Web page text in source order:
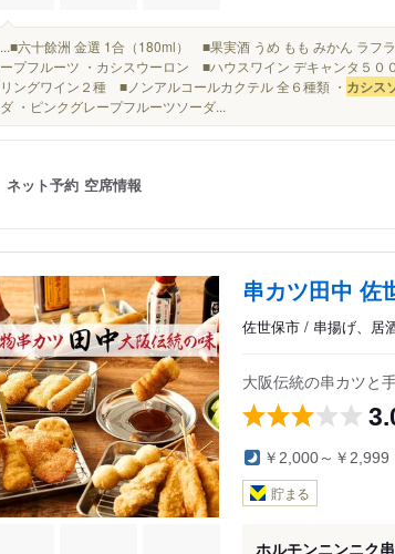
...■六十餘洲 金選 1合（180ml） ■果実酒 うめ もも みかん ラフ
ープフルーツ ・カシスウーロン ■ハウスワイン デキャンタ５
リングワイン２種 ■ノンアルコールカクテル 全６種類 ・ カシス
ダ ・ピンクグレープフルーツソーダ...
ネット予約 空席情報
串カツ田中 佐
佐世保市 / 串揚げ、居
大阪伝統の串カツと
￥2,000～￥2,999
貯まる
ホルモンニンニク